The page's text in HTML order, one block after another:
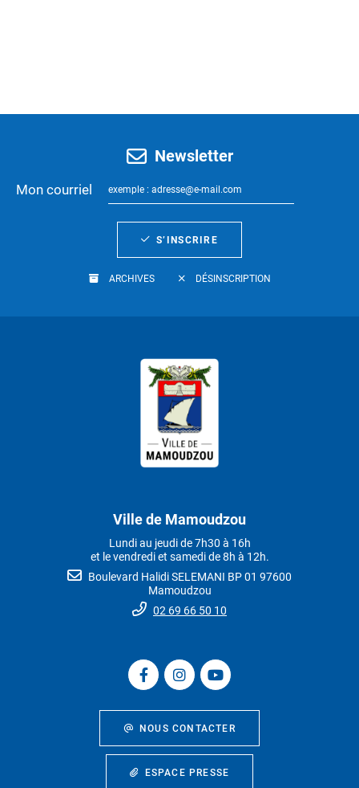
Newsletter
Mon courriel
S’INSCRIRE
ARCHIVES DÉSINSCRIPTION
Ville de Mamoudzou
Lundi au jeudi de 7h30 à 16h
et le vendredi et samedi de 8h à 12h.
Boulevard Halidi SELEMANI BP 01 97600
Mamoudzou
02 69 66 50 10
NOUS CONTACTER
ESPACE PRESSE